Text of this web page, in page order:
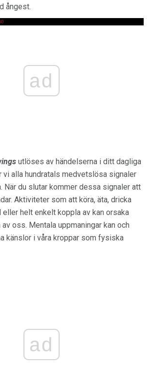
ångest.
ad
utlöses av händelserna i ditt dagliga
vi alla hundratals medvetslösa signaler
När du slutar kommer dessa signaler att
Aktiviteter som att köra, äta, dricka
helt enkelt koppla av kan orsaka
oss. Mentala uppmaningar kan och
känslor i våra kroppar som fysiska
ad